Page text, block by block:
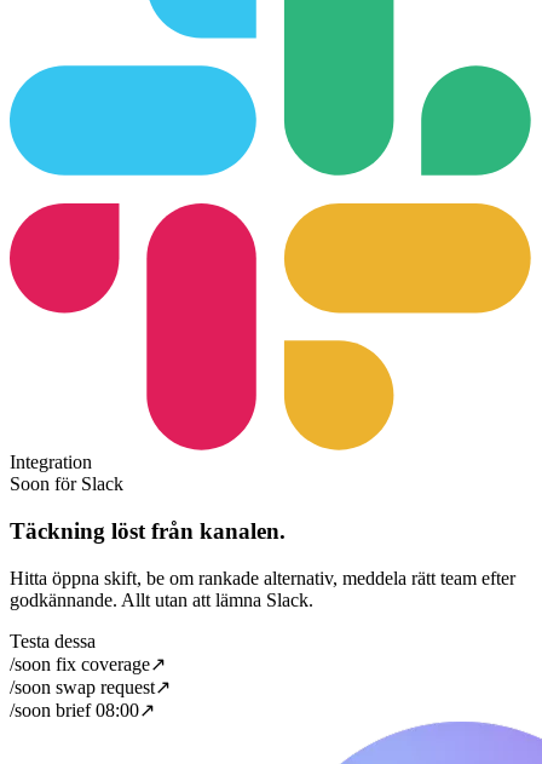
Integration
Soon för Slack
Täckning löst från kanalen.
Hitta öppna skift, be om rankade alternativ, meddela rätt team efter
godkännande. Allt utan att lämna Slack.
Testa dessa
/soon fix coverage↗
/soon swap request↗
/soon brief 08:00↗